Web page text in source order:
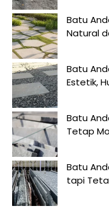
Batu
Natural
Batu
Estetik,
Batu
Tetap
Batu
tapi